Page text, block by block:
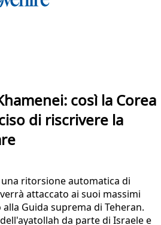
così la Corea
di riscrivere la
ritorsione automatica di
attaccato ai suoi massimi
Guida suprema di Teheran.
da parte di Israele e